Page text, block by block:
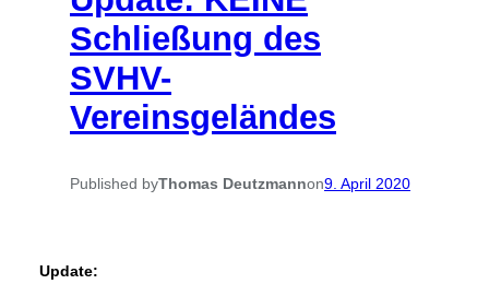
Schließung des
SVHV-
Vereinsgeländes
Published byThomas Deutzmannon9. April 2020
Update: